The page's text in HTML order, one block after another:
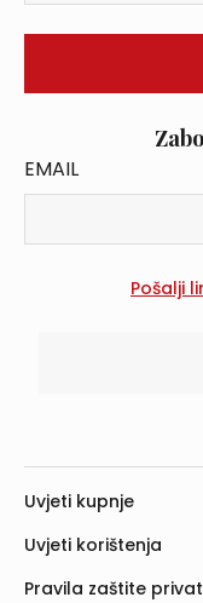
EMAIL
Uvjeti kupnje
Uvjeti korištenja
Pravila zaštite